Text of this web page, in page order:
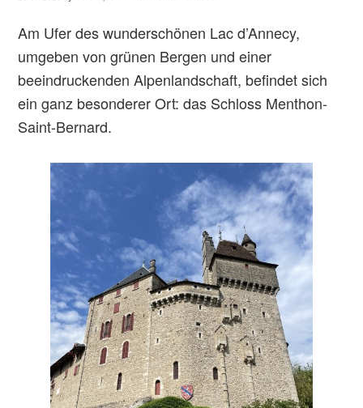
Am Ufer des wunderschönen Lac d’Annecy,
umgeben von grünen Bergen und einer
beeindruckenden Alpenlandschaft, befindet sich
ein ganz besonderer Ort: das Schloss Menthon-
Saint-Bernard.